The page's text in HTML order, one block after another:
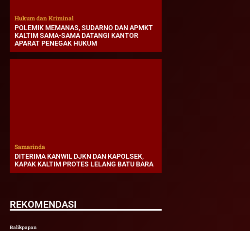
Hukum dan Kriminal
POLEMIK MEMANAS, SUDARNO DAN APMKT
KALTIM SAMA-SAMA DATANGI KANTOR
APARAT PENEGAK HUKUM
Samarinda
DITERIMA KANWIL DJKN DAN KAPOLSEK,
KAPAK KALTIM PROTES LELANG BATU BARA
REKOMENDASI
Balikpapan